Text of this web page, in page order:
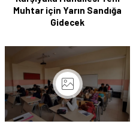
Muhtar için Yarın Sandığa
Gidecek